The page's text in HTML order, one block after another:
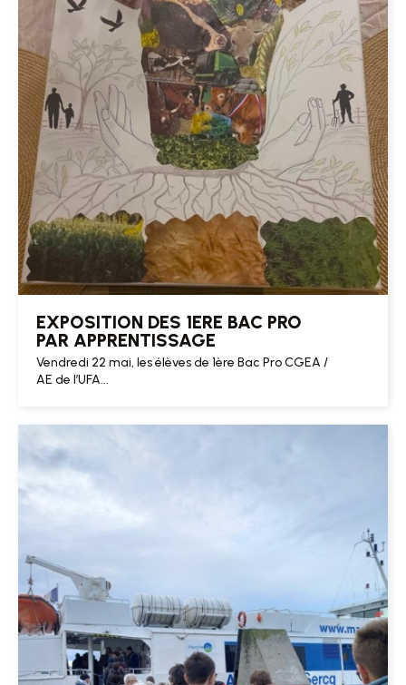
EXPOSITION DES 1ERE BAC PRO
PAR APPRENTISSAGE
Vendredi 22 mai, les élèves de 1ère Bac Pro CGEA /
AE de l’UFA...